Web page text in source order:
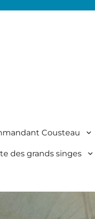
Cousteau
des grands singes